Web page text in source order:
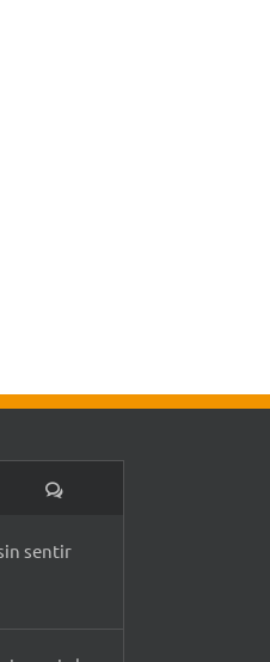
Comentarios
sentir